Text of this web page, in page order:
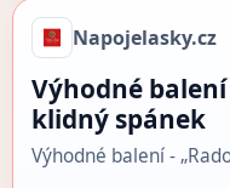
Napojelasky.cz
Výhodné balení
klidný spánek
Výhodné balení -